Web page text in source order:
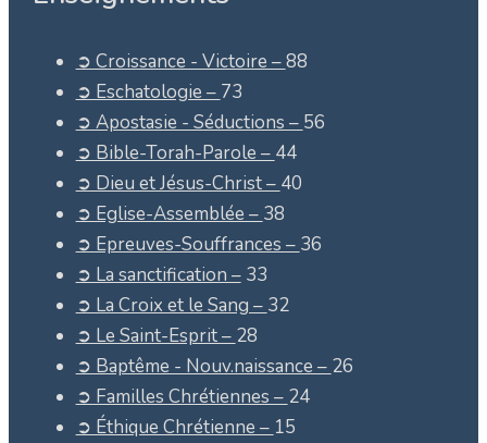
➲ Croissance - Victoire –88
➲ Eschatologie – 73
➲ Apostasie - Séductions – 56
➲ Bible-Torah-Parole – 44
➲ Dieu et Jésus-Christ – 40
➲ Eglise-Assemblée – 38
➲ Epreuves-Souffrances – 36
➲ La sanctification – 33
➲ La Croix et le Sang – 32
➲ Le Saint-Esprit – 28
➲ Baptême - Nouv.naissance – 26
➲ Familles Chrétiennes – 24
➲ Éthique Chrétienne – 15